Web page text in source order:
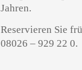
Jahren.
Reservieren Sie
08026 – 929 22 0.